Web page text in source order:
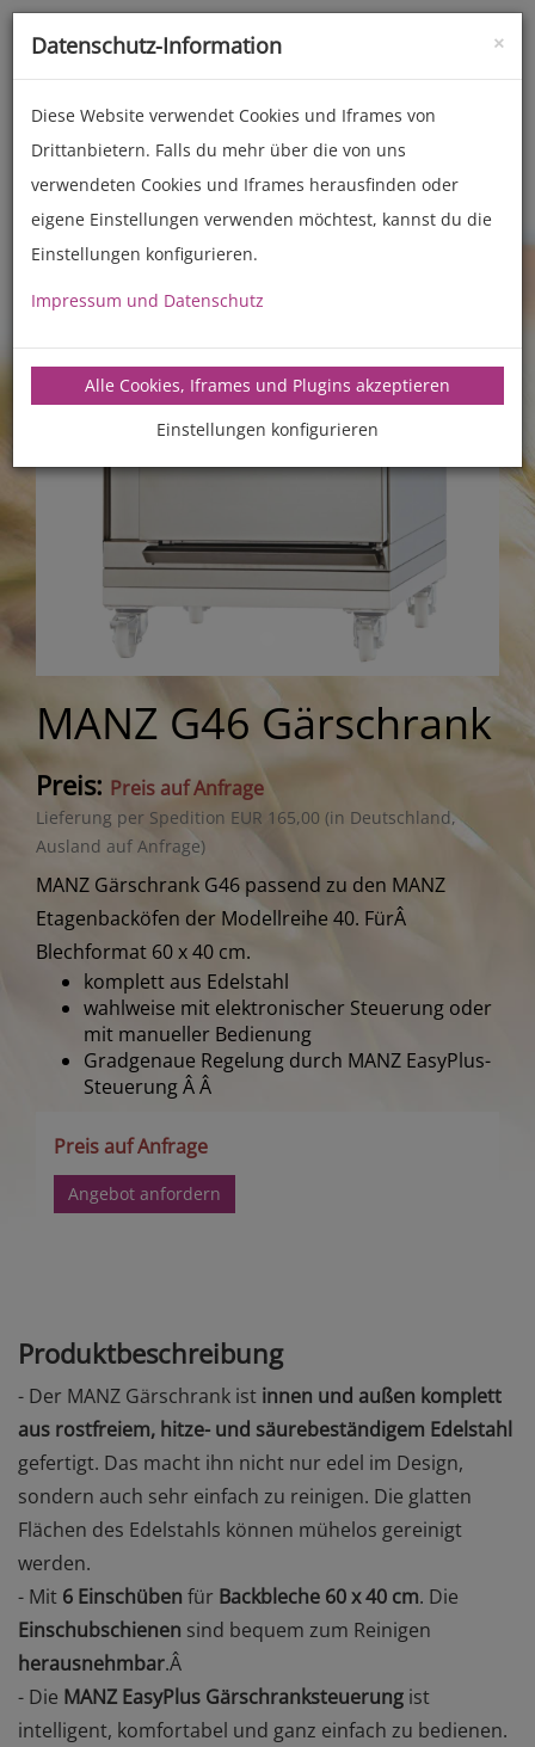
Toggle
MANZ G46 Gärschrank
Preis: Preis auf Anfrage
Lieferung per Spedition EUR 165,00 (in Deutschland,
Ausland auf Anfrage)
MANZ Gärschrank G46 passend zu den MANZ
Etagenbacköfen der Modellreihe 40. FürÂ
Blechformat 60 x 40 cm.
komplett aus Edelstahl
wahlweise mit elektronischer Steuerung oder
mit manueller Bedienung
Gradgenaue Regelung durch MANZ EasyPlus-
SteuerungÂ Â
Preis auf Anfrage
Angebot anfordern
Produktbeschreibung
- Der MANZ Gärschrank ist innen und außen komplett
aus rostfreiem, hitze- und säurebeständigem Edelstahl
gefertigt. Das macht ihn nicht nur edel im Design,
sondern auch sehr einfach zu reinigen. Die glatten
Flächen des Edelstahls können mühelos gereinigt
werden.
- Mit 6 Einschüben für Backbleche 60 x 40 cm. Die
Einschubschienen sind bequem zum Reinigen
herausnehmbar.Â
- Die MANZ EasyPlus Gärschranksteuerung ist
intelligent, komfortabel und ganz einfach zu bedienen.
×
Datenschutz-Information
Diese Website verwendet Cookies und Iframes von
Drittanbietern. Falls du mehr über die von uns
verwendeten Cookies und Iframes herausfinden oder
eigene Einstellungen verwenden möchtest, kannst du die
Einstellungen konfigurieren.
Impressum und Datenschutz
Alle Cookies, Iframes und Plugins akzeptieren
Einstellungen konfigurieren